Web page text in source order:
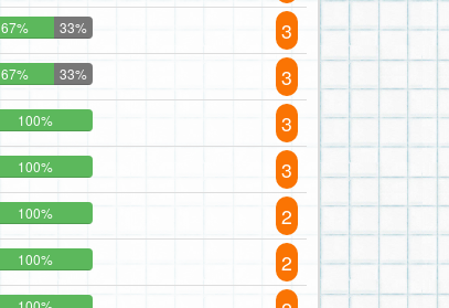
67% 33% 3
67% 33% 3
100% 3
100% 3
100% 2
100% 2